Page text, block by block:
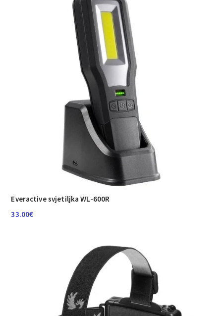
Everactive svjetiljka WL-600R
33.00€